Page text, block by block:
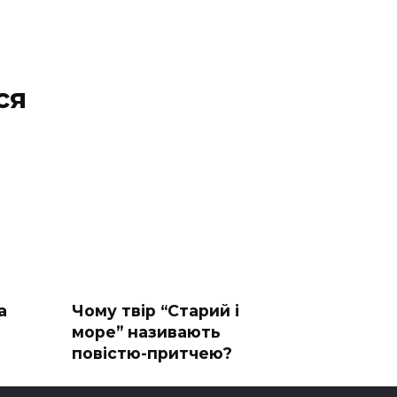
Чому твір “Старий і
море” називають
повістю-притчею?